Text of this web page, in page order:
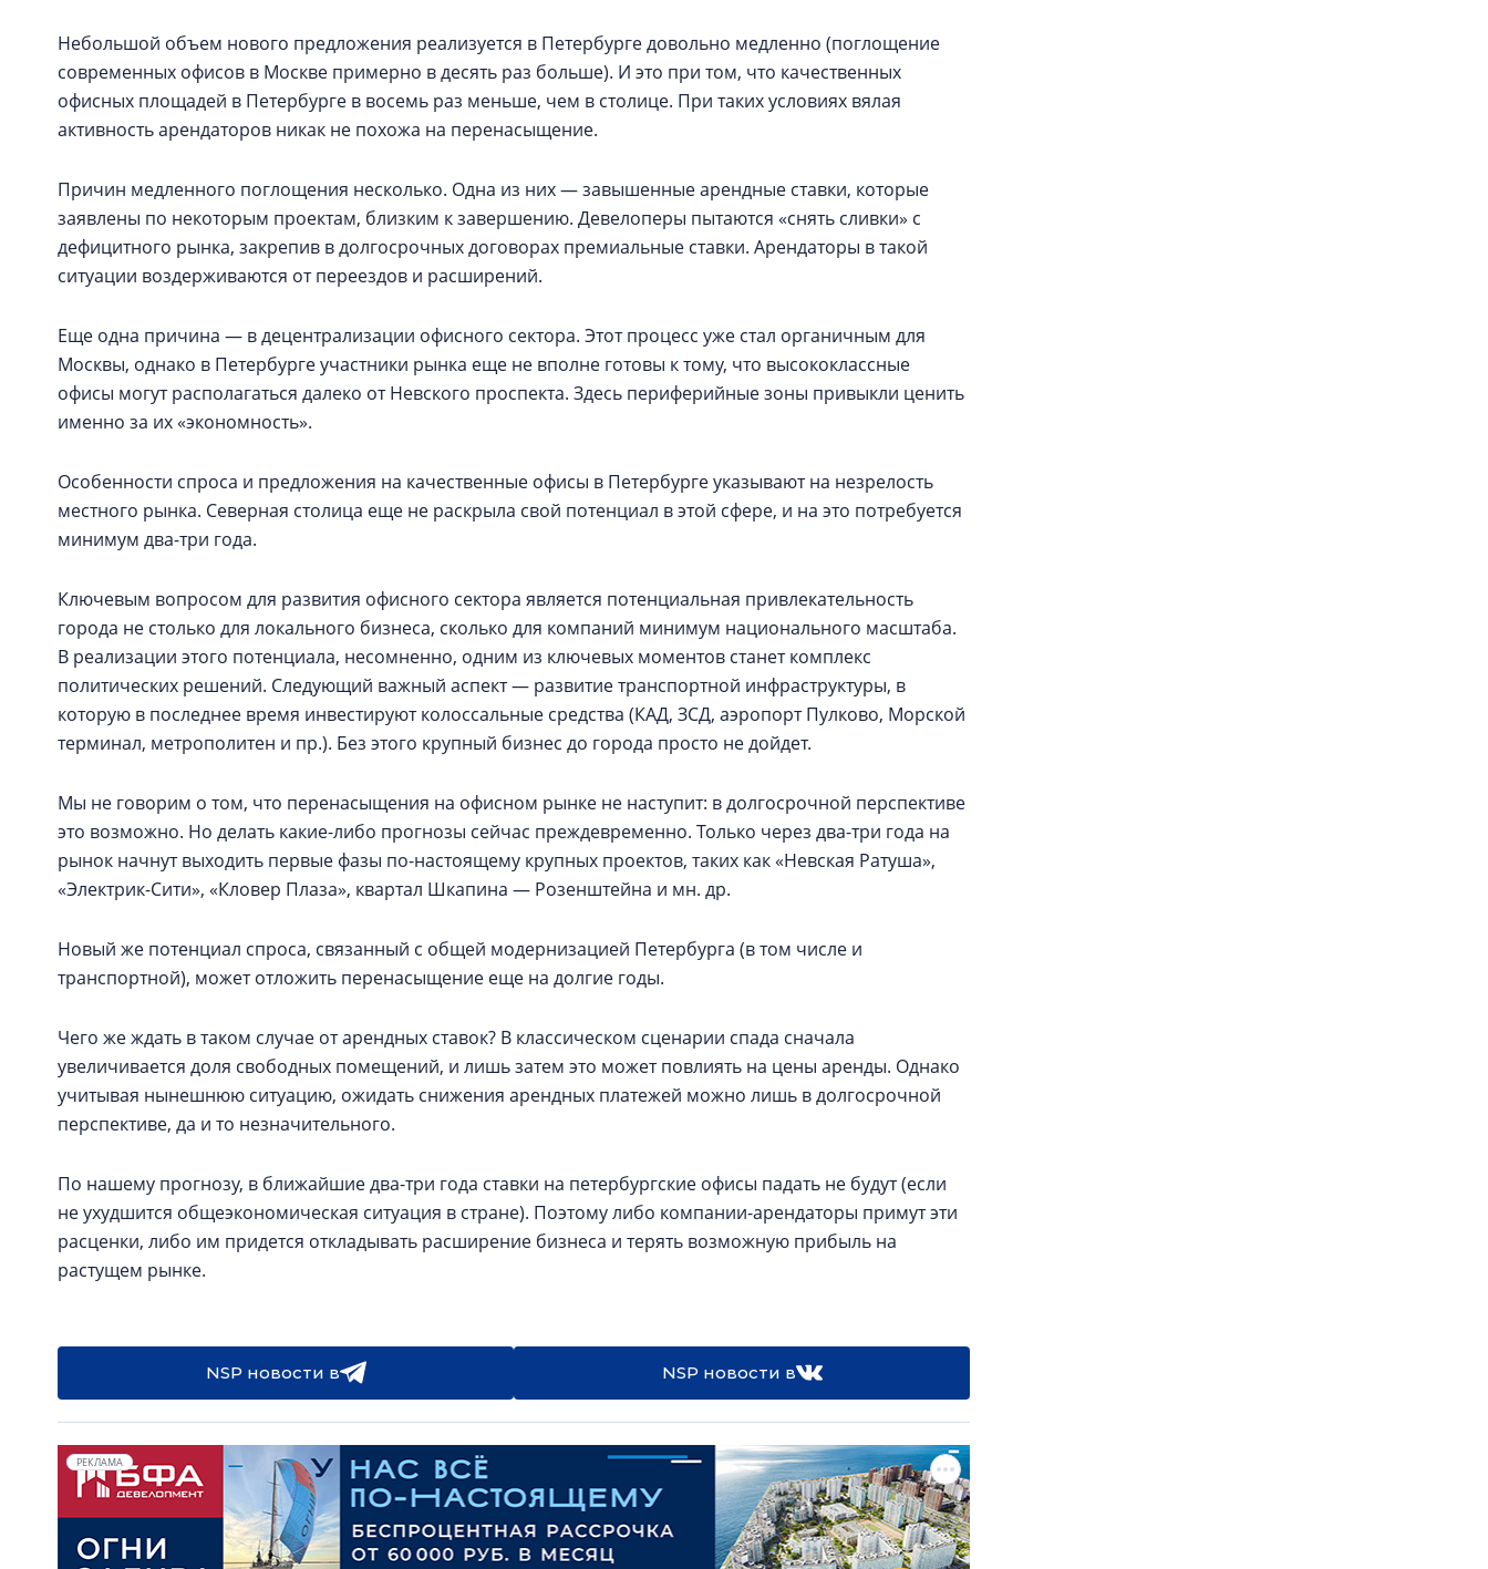
Небольшой объем нового предложения реализуется в Петербурге довольно медленно (поглощение
современных офисов в Москве примерно в десять раз больше). И это при том, что качественных
офисных площадей в Петербурге в восемь раз меньше, чем в столице. При таких условиях вялая
активность арендаторов никак не похожа на перенасыщение.
Причин медленного поглощения несколько. Одна из них — завышенные арендные ставки, которые
заявлены по некоторым проектам, близким к завершению. Девелоперы пытаются «снять сливки» с
дефицитного рынка, закрепив в долгосрочных договорах премиальные ставки. Арендаторы в такой
ситуации воздерживаются от переездов и расширений.
Еще одна причина — в децентрализации офисного сектора. Этот процесс уже стал органичным для
Москвы, однако в Петербурге участники рынка еще не вполне готовы к тому, что высококлассные
офисы могут располагаться далеко от Невского проспекта. Здесь периферийные зоны привыкли ценить
именно за их «экономность».
Особенности спроса и предложения на качественные офисы в Петербурге указывают на незрелость
местного рынка. Северная столица еще не раскрыла свой потенциал в этой сфере, и на это потребуется
минимум два-три года.
Ключевым вопросом для развития офисного сектора является потенциальная привлекательность
города не столько для локального бизнеса, сколько для компаний минимум национального масштаба.
В реализации этого потенциала, несомненно, одним из ключевых моментов станет комплекс
политических решений. Следующий важный аспект — развитие транспортной инфраструктуры, в
которую в последнее время инвестируют колоссальные средства (КАД, ЗСД, аэропорт Пулково, Морской
терминал, метрополитен и пр.). Без этого крупный бизнес до города просто не дойдет.
Мы не говорим о том, что перенасыщения на офисном рынке не наступит: в долгосрочной перспективе
это возможно. Но делать какие-либо прогнозы сейчас преждевременно. Только через два-три года на
рынок начнут выходить первые фазы по-настоящему крупных проектов, таких как «Невская Ратуша»,
«Электрик-Сити», «Кловер Плаза», квартал Шкапина — Розенштейна и мн. др.
Новый же потенциал спроса, связанный с общей модернизацией Петербурга (в том числе и
транспортной), может отложить перенасыщение еще на долгие годы.
Чего же ждать в таком случае от арендных ставок? В классическом сценарии спада сначала
увеличивается доля свободных помещений, и лишь затем это может повлиять на цены аренды. Однако
учитывая нынешнюю ситуацию, ожидать снижения арендных платежей можно лишь в долгосрочной
перспективе, да и то незначительного.
По нашему прогнозу, в ближайшие два-три года ставки на петербургские офисы падать не будут (если
не ухудшится общеэкономическая ситуация в стране). Поэтому либо компании-арендаторы примут эти
расценки, либо им придется откладывать расширение бизнеса и терять возможную прибыль на
растущем рынке.
NSP новости в NSP новости в
РЕКЛАМА